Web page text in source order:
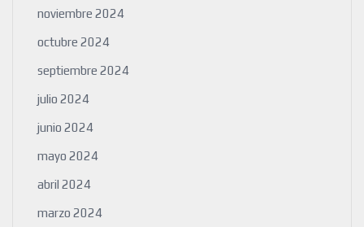
noviembre 2024
octubre 2024
septiembre 2024
julio 2024
junio 2024
mayo 2024
abril 2024
marzo 2024